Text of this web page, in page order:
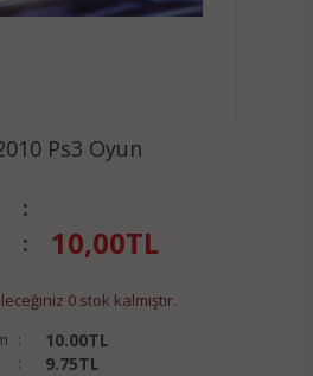
Ps3 Oyun
:
: 10,00TL
0 stok kalmıştır.
: 10.00TL
: 9.75TL